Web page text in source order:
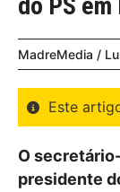
MadreMedia /
Este
O
presidente